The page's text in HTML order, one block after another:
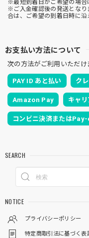
※最短到着日がご希望の場合
※ご入金確認後の発送となり
合は、ご希望の到着日時に沿
お支払い方法について
次の方法がご利用いただけ
PAY ID あと払い ク
Amazon Pay キャ
コンビニ決済または
SEARCH
NOTICE
プライバシーポリシー
特定商取引法に基づく表